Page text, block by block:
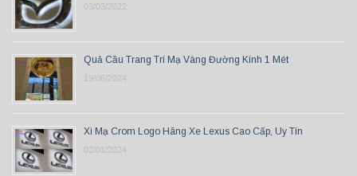
03/03/2022
Quả Cầu Trang Trí Mạ Vàng Đường Kính 1 Mét
19/06/2024
Xi Mạ Crom Logo Hãng Xe Lexus Cao Cấp, Uy Tín
02/01/2024